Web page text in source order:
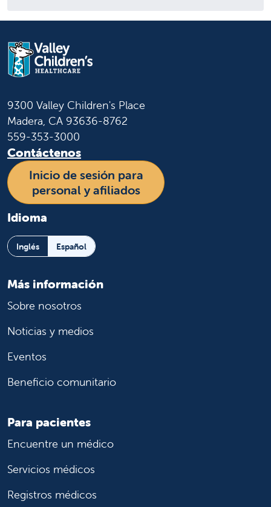
9300 Valley Children's Place
Madera, CA 93636-8762
559-353-3000
Contáctenos
Inicio de sesión para
personal y afiliados
Idioma
Inglés Español
Más información
Sobre nosotros
Noticias y medios
Eventos
Beneficio comunitario
Para pacientes
Encuentre un médico
Servicios médicos
Registros médicos